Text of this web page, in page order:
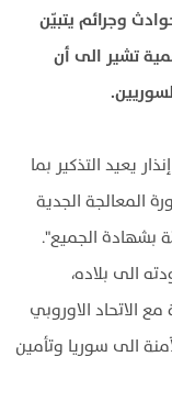
وجرائم يتبيّن
تشير الى أن
يعيد التذكير بما
المعالجة الجدية
بشهادة الجميع".
الى بلاده،
الاتحاد الاوروبي
الى سوريا وتأمين